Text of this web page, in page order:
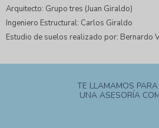
Arquitecto: Grupo tres (Juan Giraldo)
Ingeniero Estructural: Carlos Giraldo
Estudio de suelos realizado por: Bernardo
TE LLAMAMOS
UNA ASESORÍA